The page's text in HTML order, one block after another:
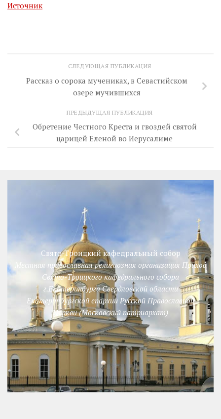
Источник
СЛЕДУЮЩАЯ ПУБЛИКАЦИЯ
Рассказ о сорока мучениках, в Севастийском
озере мучившихся
ПРЕДЫДУЩАЯ ПУБЛИКАЦИЯ
Обретение Честного Креста и гвоздей святой
царицей Еленой во Иерусалиме
Свято-Троицкий кафедральный собор
Местная православная религиозная организация Приход
Свято-Троицкого кафедрального собора
г.Екатеринбурга Свердловской области
Екатеринбургской епархии Русской Православной
Церкви (Московский патриархат)